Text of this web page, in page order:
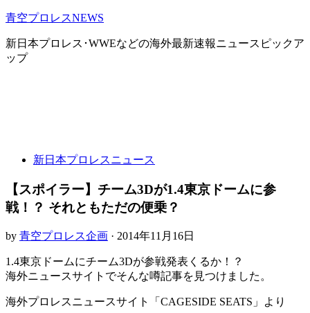
青空プロレスNEWS
新日本プロレス･WWEなどの海外最新速報ニュースピックア
ップ
新日本プロレスニュース
【スポイラー】チーム3Dが1.4東京ドームに参
戦！？ それともただの便乗？
by 青空プロレス企画 · 2014年11月16日
1.4東京ドームにチーム3Dが参戦発表くるか！？
海外ニュースサイトでそんな噂記事を見つけました。
海外プロレスニュースサイト「CAGESIDE SEATS」より